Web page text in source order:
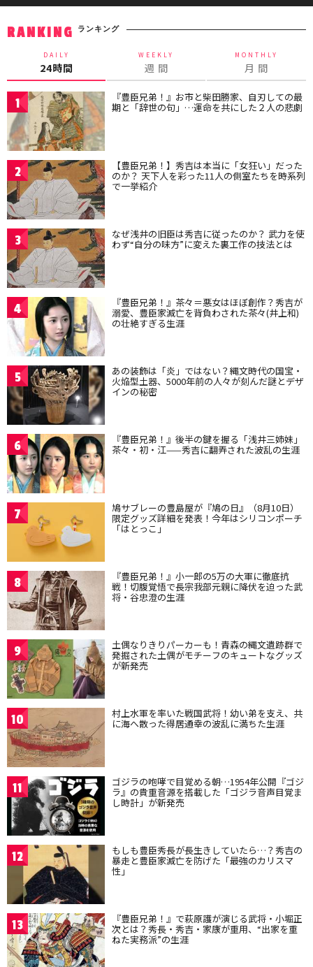
RANKING ランキング
DAILY
24時間
WEEKLY
週 間
MONTHLY
月 間
1 『豊臣兄弟！』お市と柴田勝家、自刃しての最
期と「辞世の句」…運命を共にした２人の悲劇
2 【豊臣兄弟！】秀吉は本当に「女狂い」だった
のか？ 天下人を彩った11人の側室たちを時系列
で一挙紹介
3 なぜ浅井の旧臣は秀吉に従ったのか？ 武力を使
わず“自分の味方”に変えた裏工作の技法とは
4 『豊臣兄弟！』茶々＝悪女はほぼ創作？秀吉が
溺愛、豊臣家滅亡を背負わされた茶々(井上和)
の壮絶すぎる生涯
5 あの装飾は「炎」ではない？縄文時代の国宝・
火焔型土器、5000年前の人々が刻んだ謎とデザ
インの秘密
6 『豊臣兄弟！』後半の鍵を握る「浅井三姉妹」
茶々・初・江——秀吉に翻弄された波乱の生涯
7 鳩サブレーの豊島屋が『鳩の日』（8月10日）
限定グッズ詳細を発表！今年はシリコンポーチ
「はとっこ」
8 『豊臣兄弟！』小一郎の5万の大軍に徹底抗
戦！切腹覚悟で長宗我部元親に降伏を迫った武
将・谷忠澄の生涯
9 土偶なりきりパーカーも！青森の縄文遺跡群で
発掘された土偶がモチーフのキュートなグッズ
が新発売
10 村上水軍を率いた戦国武将！幼い弟を支え、共
に海へ散った得居通幸の波乱に満ちた生涯
11 ゴジラの咆哮で目覚める朝…1954年公開『ゴジ
ラ』の貴重音源を搭載した「ゴジラ音声目覚ま
し時計」が新発売
12 もしも豊臣秀長が長生きしていたら…？秀吉の
暴走と豊臣家滅亡を防げた「最強のカリスマ
性」
13 『豊臣兄弟！』で萩原護が演じる武将・小堀正
次とは？秀長・秀吉・家康が重用、“出家を重
ねた実務派”の生涯